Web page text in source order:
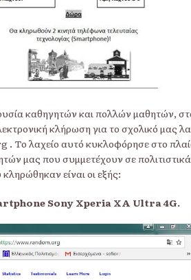
καθηγητών και πολλών μαθητών,
κλήρωση για το σχολικό μας
Το λαχείο αυτό κυκλοφόρησε στο
μας που συμμετέχουν σε
είναι οι εξής:
Sony Xperia XA Ultra4G.